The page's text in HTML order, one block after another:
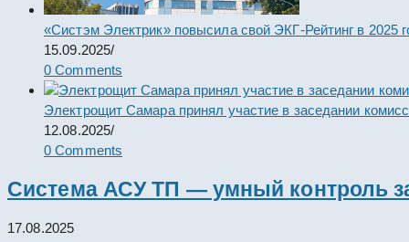
«Систэм Электрик» повысила свой ЭКГ-Рейтинг в 2025
15.09.2025/
0 Comments
Электрощит Самара принял участие в заседании
12.08.2025/
0 Comments
Система АСУ ТП — умный контроль
17.08.2025